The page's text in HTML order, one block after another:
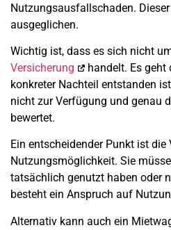
Nutzungsausfallschaden.
ausgeglichen.
Wichtig ist, dass es sich nicht
Versicherung
handelt. Es geht
konkreter Nachteil entstanden
nicht zur Verfügung und genau
bewertet.
Ein entscheidender Punkt ist die
Nutzungsmöglichkeit. Sie
tatsächlich genutzt haben oder
besteht ein Anspruch auf
Alternativ kann auch ein